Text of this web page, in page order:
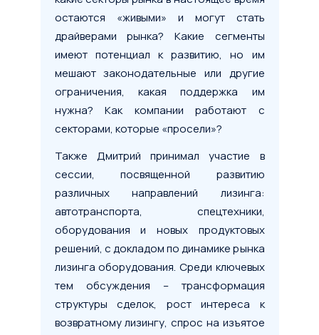
остаются «живыми» и могут стать
драйверами рынка? Какие сегменты
имеют потенциал к развитию, но им
мешают законодательные или другие
ограничения, какая поддержка им
нужна? Как компании работают с
секторами, которые «просели»?
Также Дмитрий принимал участие в
сессии, посвященной развитию
различных направлений лизинга:
автотранспорта, спецтехники,
оборудования и новых продуктовых
решений, с докладом по динамике рынка
лизинга оборудования. Среди ключевых
тем обсуждения – трансформация
структуры сделок, рост интереса к
возвратному лизингу, спрос на изъятое